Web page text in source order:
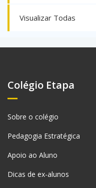
Visualizar Todas
Colégio Etapa
Sobre o colégio
Pedagogia Estratégica
Apoio ao Aluno
Dicas de ex-alunos